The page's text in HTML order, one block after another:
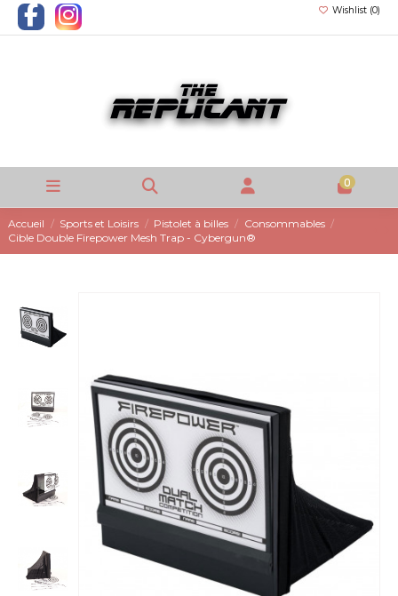
Wishlist (0)
0
Accueil Sports et Loisirs Pistolet à billes
Consommables
Cible Double Firepower Mesh Trap - Cybergun®